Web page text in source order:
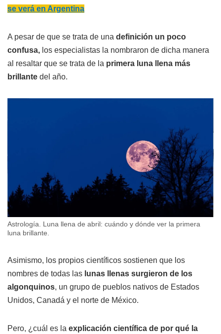
se verá en Argentina
A pesar de que se trata de una definición un poco
confusa, los especialistas la nombraron de dicha manera
al resaltar que se trata de la primera luna llena más
brillante del año.
Astrología. Luna llena de abril: cuándo y dónde ver la primera
luna brillante.
Asimismo, los propios científicos sostienen que los
nombres de todas las lunas llenas surgieron de los
algonquinos, un grupo de pueblos nativos de Estados
Unidos, Canadá y el norte de México.
Pero, ¿cuál es la explicación científica de por qué la